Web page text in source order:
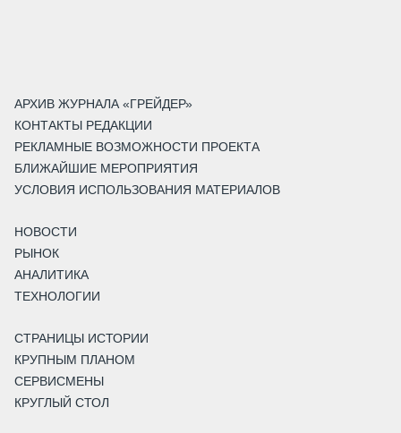
АРХИВ ЖУРНАЛА «ГРЕЙДЕР»
КОНТАКТЫ РЕДАКЦИИ
РЕКЛАМНЫЕ ВОЗМОЖНОСТИ ПРОЕКТА
БЛИЖАЙШИЕ МЕРОПРИЯТИЯ
УСЛОВИЯ ИСПОЛЬЗОВАНИЯ МАТЕРИАЛОВ
НОВОСТИ
РЫНОК
АНАЛИТИКА
ТЕХНОЛОГИИ
СТРАНИЦЫ ИСТОРИИ
КРУПНЫМ ПЛАНОМ
СЕРВИСМЕНЫ
КРУГЛЫЙ СТОЛ